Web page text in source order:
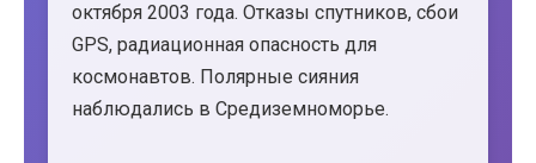
октября 2003 года. Отказы спутников, сбои
GPS, радиационная опасность для
космонавтов. Полярные сияния
наблюдались в Средиземноморье.